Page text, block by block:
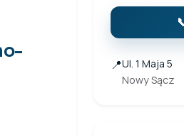
📍Ul. 1 Maja 5
Nowy Sącz